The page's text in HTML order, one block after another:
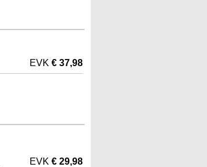
EVK € 37,98
EVK € 29,98